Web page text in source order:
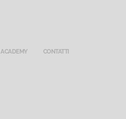
ACADEMY CONTATTI